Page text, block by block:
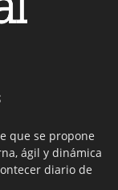
que se propone
ágil y dinámica
diario de